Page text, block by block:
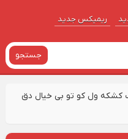
ریمیکس جدید
جستجو
کشکه ول کو تو بی خیال دق